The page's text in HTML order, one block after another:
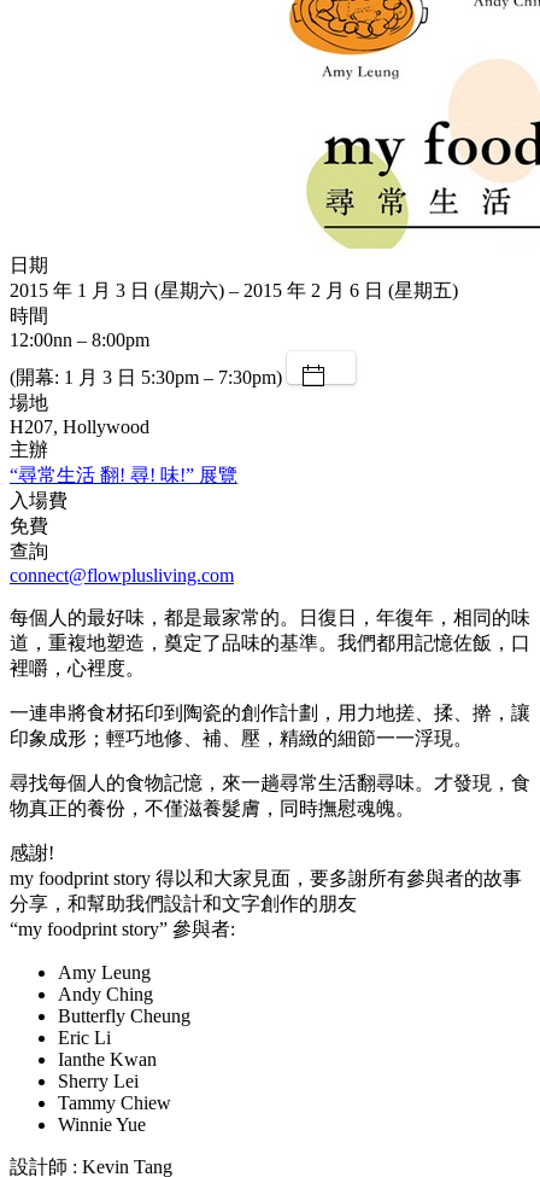
日期
2015 年 1 月 3 日 (星期六) – 2015 年 2 月 6 日 (星期五)
時間
12:00nn – 8:00pm
(開幕: 1 月 3 日 5:30pm – 7:30pm)
場地
H207, Hollywood
主辦
“尋常生活 翻! 尋! 味!” 展覽
入場費
免費
查詢
connect@flowplusliving.com
每個人的最好味，都是最家常的。日復日，年復年，相同的味
道，重複地塑造，奠定了品味的基準。我們都用記憶佐飯，口
裡嚼，心裡度。
一連串將食材拓印到陶瓷的創作計劃，用力地搓、揉、擀，讓
印象成形；輕巧地修、補、壓，精緻的細節一一浮現。
尋找每個人的食物記憶，來一趟尋常生活翻尋味。才發現，食
物真正的養份，不僅滋養髮膚，同時撫慰魂魄。
感謝!
my foodprint story 得以和大家見面，要多謝所有參與者的故事
分享，和幫助我們設計和文字創作的朋友
“my foodprint story” 參與者:
Amy Leung
Andy Ching
Butterfly Cheung
Eric Li
Ianthe Kwan
Sherry Lei
Tammy Chiew
Winnie Yue
設計師 : Kevin Tang